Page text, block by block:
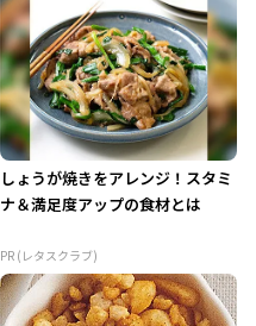
しょうが焼きをアレンジ！スタミ
ナ＆満足度アップの食材とは
PR (レタスクラブ)